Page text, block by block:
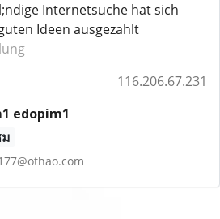
Internetsuche hat sich
Ideen ausgezahlt
116.206.67.231
edopim1